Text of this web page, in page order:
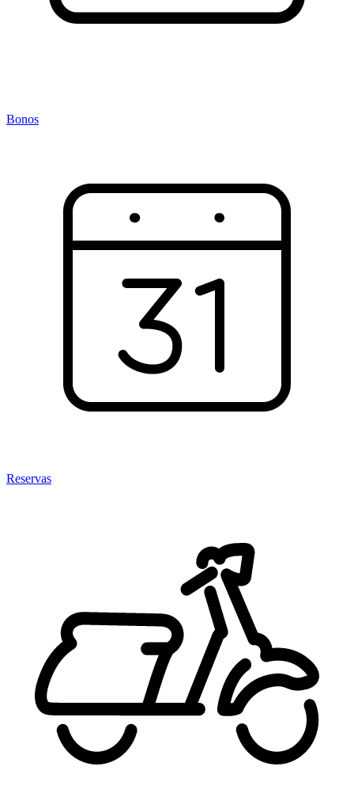
Bonos
Reservas